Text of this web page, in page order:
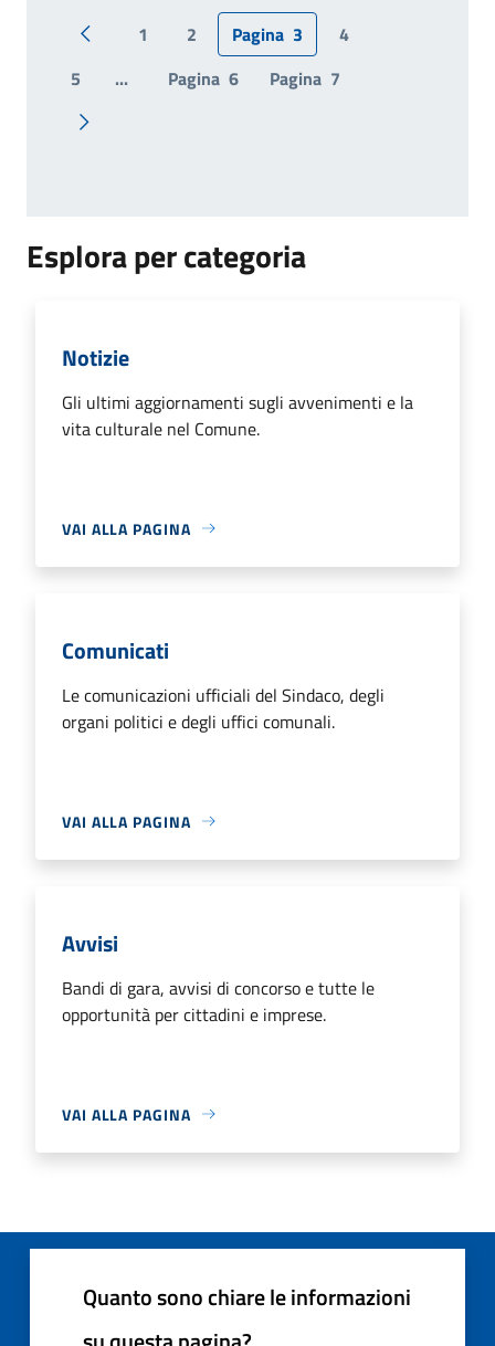
Pagina precedente
1 2 Pagina 3
4
5
... Pagina 6 Pagina 7
Pagina successiva
Esplora per categoria
Notizie
Gli ultimi aggiornamenti sugli avvenimenti e la
vita culturale nel Comune.
VAI ALLA PAGINA
Comunicati
Le comunicazioni ufficiali del Sindaco, degli
organi politici e degli uffici comunali.
VAI ALLA PAGINA
Avvisi
Bandi di gara, avvisi di concorso e tutte le
opportunità per cittadini e imprese.
VAI ALLA PAGINA
Quanto sono chiare le informazioni